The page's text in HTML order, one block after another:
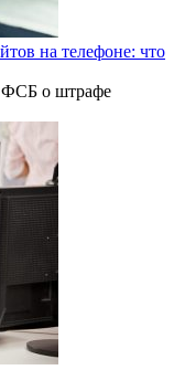
на телефоне: что
ФСБ о штрафе